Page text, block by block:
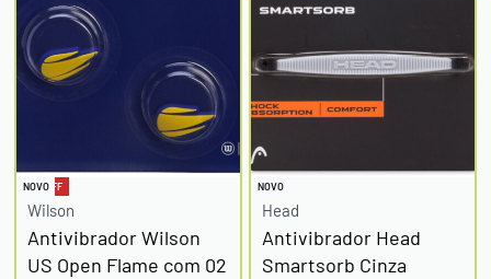
-9% OFF
NOVO
Wilson
Antivibrador Wilson
US Open Flame com 02
NOVO
Head
Antivibrador Head
Smartsorb Cinza